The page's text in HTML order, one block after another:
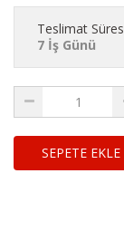
Teslimat
7 İş Günü